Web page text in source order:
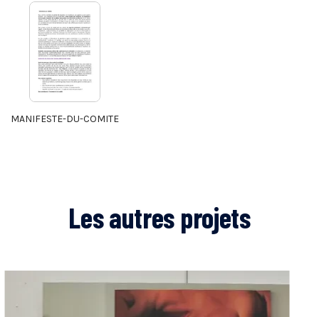
MANIFESTE-DU-COMITE
Les autres projets